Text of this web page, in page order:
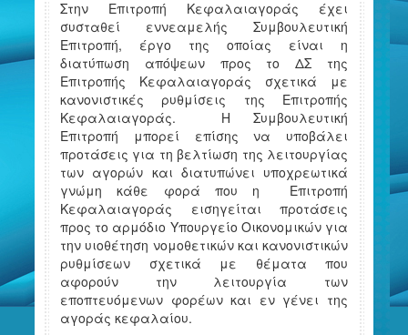
Στην Επιτροπή Κεφαλαιαγοράς έχει
συσταθεί εννεαμελής Συμβουλευτική
Επιτροπή, έργο της οποίας είναι η
διατύπωση απόψεων προς το ΔΣ της
Επιτροπής Κεφαλαιαγοράς σχετικά με
κανονιστικές ρυθμίσεις της Επιτροπής
Κεφαλαιαγοράς. Η Συμβουλευτική
Επιτροπή μπορεί επίσης να υποβάλει
προτάσεις για τη βελτίωση της λειτουργίας
των αγορών και διατυπώνει υποχρεωτικά
γνώμη κάθε φορά που η Επιτροπή
Κεφαλαιαγοράς εισηγείται προτάσεις
προς το αρμόδιο Υπουργείο Οικονομικών για
την υιοθέτηση νομοθετικών και κανονιστικών
ρυθμίσεων σχετικά με θέματα που
αφορούν την λειτουργία των
εποπτευόμενων φορέων και εν γένει της
αγοράς κεφαλαίου.